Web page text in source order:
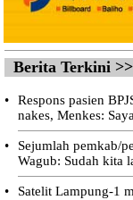
Berita Terkini >>
•
Respons pasien
nakes, Menkes:
•
Sejumlah pemkab/
Wagub: Sudah kita
•
Satelit Lampung-1